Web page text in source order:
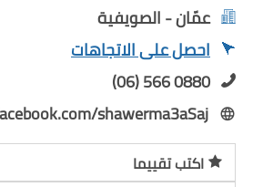
عمّان - الصويفية
احصل على الاتجاهات
(06) 566 0880
shawerma3aSaj
اكتب تقييما